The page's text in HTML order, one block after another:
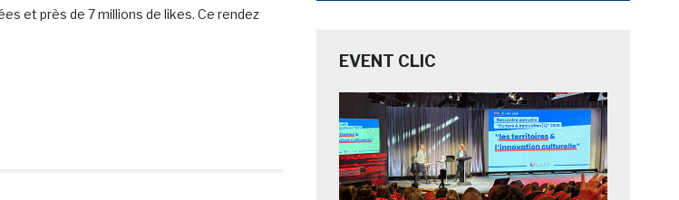
et près de 7 millions de likes. Ce rendez
EVENT CLIC